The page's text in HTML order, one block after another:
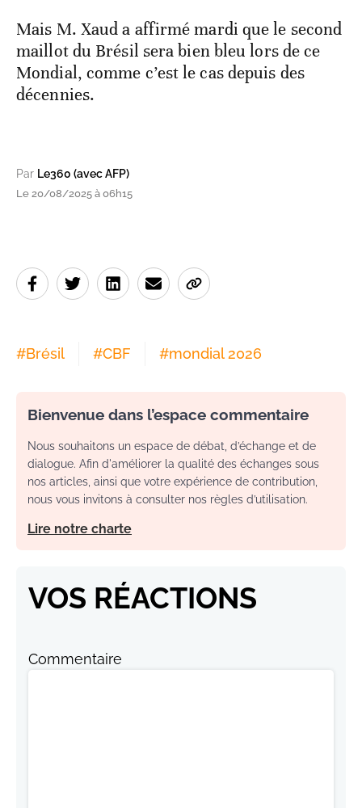
Mais M. Xaud a affirmé mardi que le second
maillot du Brésil sera bien bleu lors de ce
Mondial, comme c’est le cas depuis des
décennies.
Par Le360 (avec AFP)
Le 20/08/2025 à 06h15
#Brésil #CBF #mondial 2026
Bienvenue dans l’espace commentaire
Nous souhaitons un espace de débat, d’échange et de
dialogue. Afin d'améliorer la qualité des échanges sous
nos articles, ainsi que votre expérience de contribution,
nous vous invitons à consulter nos règles d’utilisation.
Lire notre charte
VOS RÉACTIONS
Commentaire